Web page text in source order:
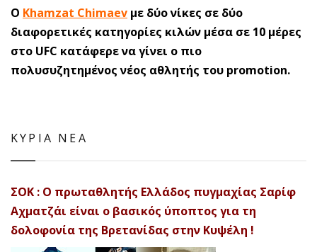
Ο Khamzat Chimaev με δύο νίκες σε δύο
διαφορετικές κατηγορίες κιλών μέσα σε 10 μέρες
στο UFC κατάφερε να γίνει ο πιο
πολυσυζητημένος νέος αθλητής του promotion.
ΚΥΡΙΑ ΝΕΑ
ΣΟΚ : Ο πρωταθλητής Ελλάδος πυγμαχίας Σαρίφ
Αχματζάι είναι ο βασικός ύποπτος για τη
δολοφονία της Βρετανίδας στην Κυψέλη !